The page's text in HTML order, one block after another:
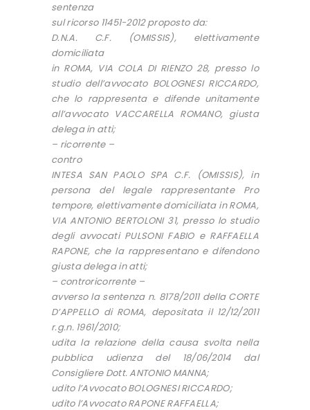
sentenza
sul ricorso 11451-2012 proposto da:
D.N.A. C.F. (OMISSIS), elettivamente
domiciliata
in ROMA, VIA COLA DI RIENZO 28, presso lo
studio dell’avvocato BOLOGNESI RICCARDO,
che lo rappresenta e difende unitamente
all’avvocato VACCARELLA ROMANO, giusta
delega in atti;
– ricorrente –
contro
INTESA SAN PAOLO SPA C.F. (OMISSIS), in
persona del legale rappresentante Pro
tempore, elettivamente domiciliata in ROMA,
VIA ANTONIO BERTOLONI 31, presso lo studio
degli avvocati PULSONI FABIO e RAFFAELLA
RAPONE, che la rappresentano e difendono
giusta delega in atti;
– controricorrente –
avverso la sentenza n. 8178/2011 della CORTE
D’APPELLO di ROMA, depositata il 12/12/2011
r.g.n. 1961/2010;
udita la relazione della causa svolta nella
pubblica udienza del 18/06/2014 dal
Consigliere Dott. ANTONIO MANNA;
udito l’Avvocato BOLOGNESI RICCARDO;
udito l’Avvocato RAPONE RAFFAELLA;